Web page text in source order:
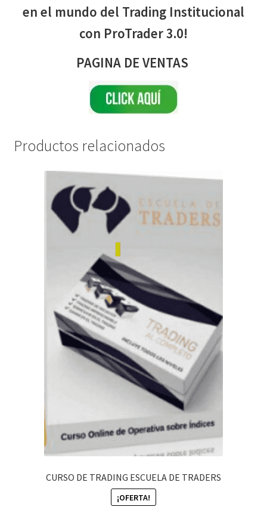
en el mundo del Trading Institucional
con ProTrader 3.0!
PAGINA DE VENTAS
Productos relacionados
CURSO DE TRADING ESCUELA DE TRADERS
¡OFERTA!